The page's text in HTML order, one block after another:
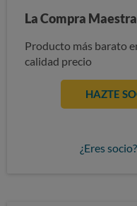
La Compra
Producto más barato
calidad precio
HAZTE
¿Eres